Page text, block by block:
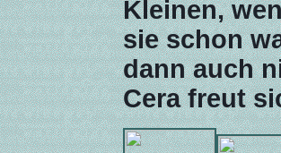
Kleinen,
sie schon
dann auch
Cera freut